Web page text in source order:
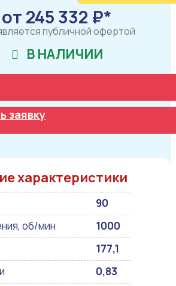
от 245 332 ₽*
публичной офертой
В НАЛИЧИИ
заявку
характеристики
90
об/мин
1000
177,1
0,83